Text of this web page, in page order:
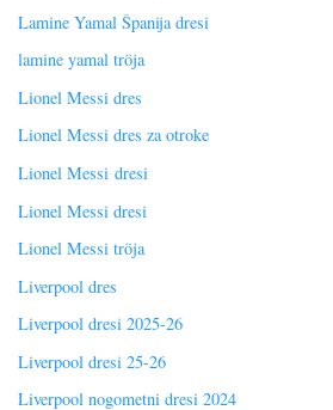
Lamine Yamal Španija dresi
lamine yamal tröja
Lionel Messi dres
Lionel Messi dres za otroke
Lionel Messi dresi
Lionel Messi dresi
Lionel Messi tröja
Liverpool dres
Liverpool dresi 2025-26
Liverpool dresi 25-26
Liverpool nogometni dresi 2024